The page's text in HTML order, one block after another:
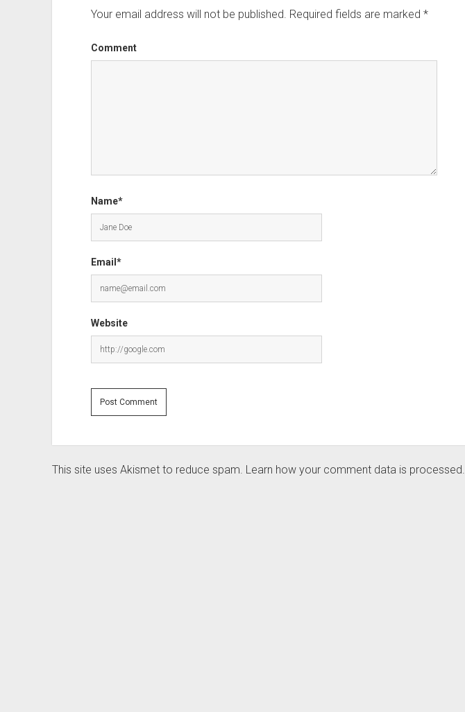
Your email address will not be published. Required fields are marked *
Comment
Name*
Email*
Website
This site uses Akismet to reduce spam. Learn how your comment data is processed.